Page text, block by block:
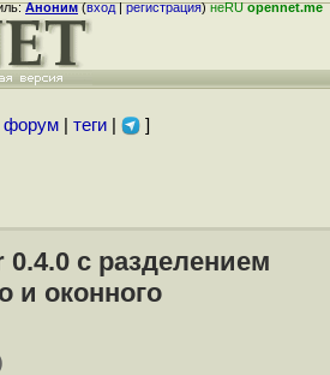
Аноним(вход|регистрация)неRUopennet.me
форум| теги| ]
с разделением
и оконного